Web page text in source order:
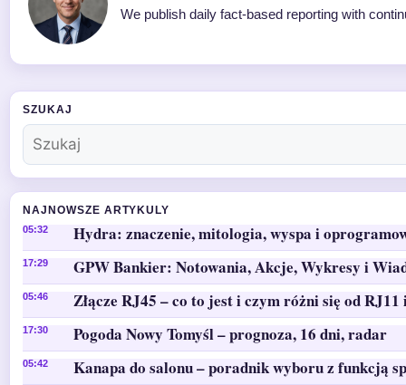
We publish daily fact-based reporting with
SZUKAJ
NAJNOWSZE ARTYKULY
05:32 Hydra: znaczenie, mitologia, wyspa i
17:29 GPW Bankier: Notowania, Akcje, Wykresy i
05:46 Złącze RJ45 – co to jest i czym różni się od
17:30 Pogoda Nowy Tomyśl – prognoza, 16 dni, radar
05:42 Kanapa do salonu – poradnik wyboru z funkcją